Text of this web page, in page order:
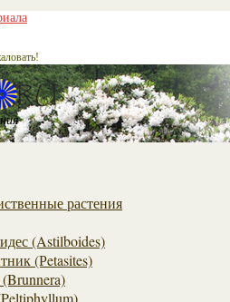
растения
(Astilboides)
(Рetasites)